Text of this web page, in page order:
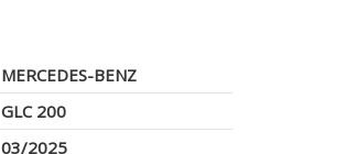
MERCEDES-BENZ
GLC 200
03/2025